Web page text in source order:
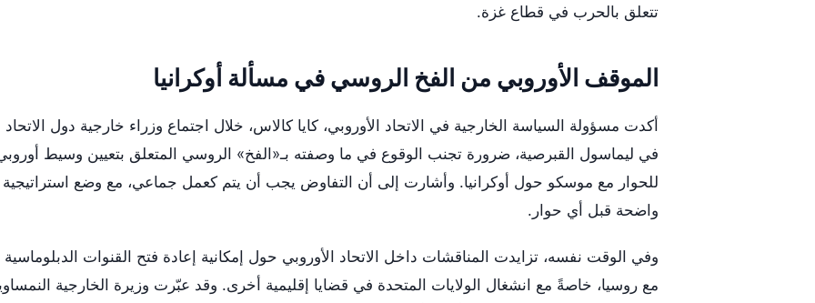
تتعلق بالحرب في قطاع غزة.
الموقف الأوروبي من الفخ الروسي في مسألة أوكرانيا
أكدت مسؤولة السياسة الخارجية في الاتحاد الأوروبي، كايا كالاس، خلال اجتماع وزراء خارجية دول الاتحاد
في ليماسول القبرصية، ضرورة تجنب الوقوع في ما وصفته بـ«الفخ» الروسي المتعلق بتعيين وسيط
للحوار مع موسكو حول أوكرانيا. وأشارت إلى أن التفاوض يجب أن يتم كعمل جماعي، مع وضع استراتيجية
واضحة قبل أي حوار.
وفي الوقت نفسه، تزايدت المناقشات داخل الاتحاد الأوروبي حول إمكانية إعادة فتح القنوات الدبلوماسية
مع روسيا، خاصةً مع انشغال الولايات المتحدة في قضايا إقليمية أخرى. وقد عبّرت وزيرة الخارجية